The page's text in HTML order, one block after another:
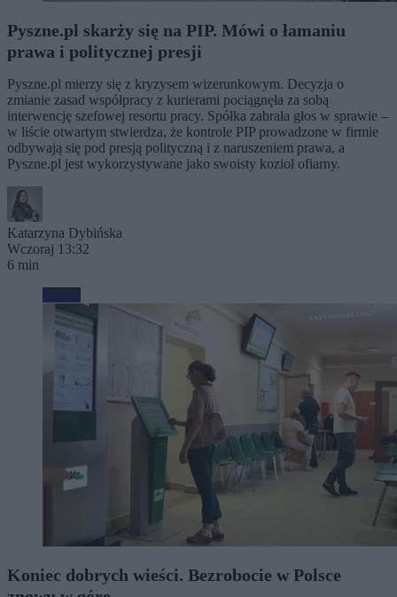
Pyszne.pl skarży się na PIP. Mówi o łamaniu
prawa i politycznej presji
Pyszne.pl mierzy się z kryzysem wizerunkowym. Decyzja o
zmianie zasad współpracy z kurierami pociągnęła za sobą
interwencję szefowej resortu pracy. Spółka zabrała głos w sprawie –
w liście otwartym stwierdza, że kontrole PIP prowadzone w firmie
odbywają się pod presją polityczną i z naruszeniem prawa, a
Pyszne.pl jest wykorzystywane jako swoisty kozioł ofiarny.
Katarzyna Dybińska
Wczoraj 13:32
6 min
Biznes
Koniec dobrych wieści. Bezrobocie w Polsce